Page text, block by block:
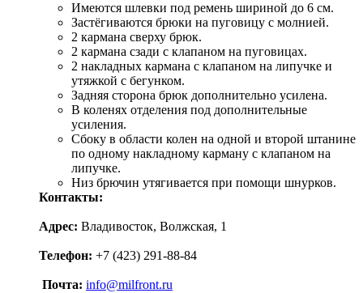
Имеются шлевки под ремень шириной до 6 см.
Застёгиваются брюки на пуговицу с молнией.
2 кармана сверху брюк.
2 кармана сзади с клапаном на пуговицах.
2 накладных кармана с клапаном на липучке и
утяжкой с бегунком.
Задняя сторона брюк дополнительно усилена.
В коленях отделения под дополнительные
усиления.
Сбоку в области колен на одной и второй штанине
по одному накладному карману с клапаном на
липучке.
Низ брючин утягивается при помощи шнурков.
Контакты:
Адрес: Владивосток, Волжская, 1
Телефон: +7 (423) 291-88-84
Почта: info@milfront.ru